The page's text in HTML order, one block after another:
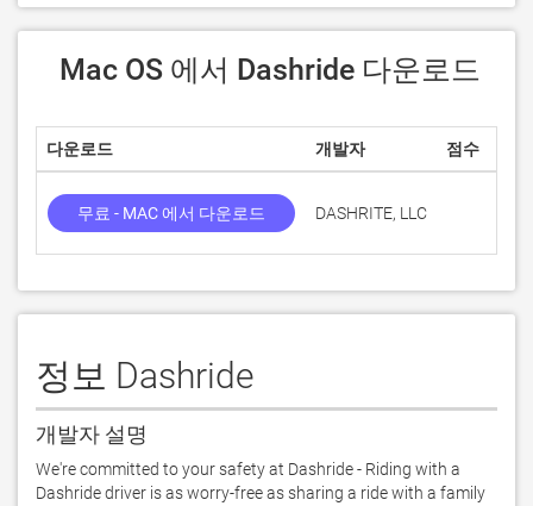
Mac OS 에서 Dashride 다운로드
다운로드 개발자 점수
무료 - MAC 에서 다운로드 DASHRITE, LLC
정보 Dashride
개발자 설명
We're committed to your safety at Dashride - Riding with a
Dashride driver is as worry-free as sharing a ride with a family